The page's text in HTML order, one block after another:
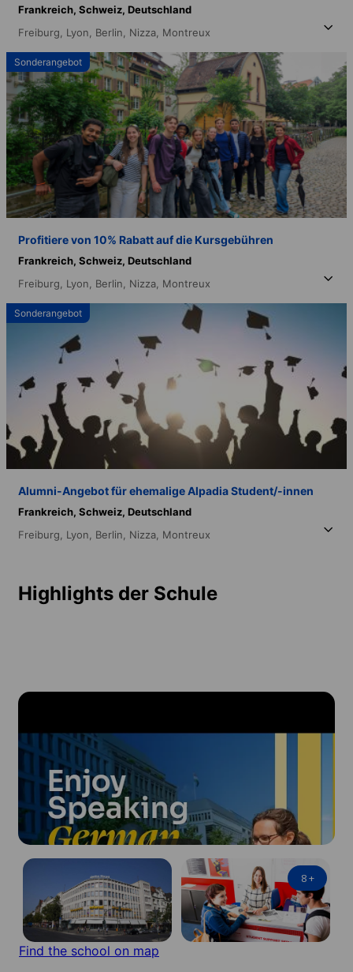
Frankreich, Schweiz, Deutschland
Freiburg, Lyon, Berlin, Nizza, Montreux
Sonderangebot
Profitiere von 10% Rabatt auf die Kursgebühren
Frankreich, Schweiz, Deutschland
Freiburg, Lyon, Berlin, Nizza, Montreux
Sonderangebot
Alumni-Angebot für ehemalige Alpadia Student/-innen
Frankreich, Schweiz, Deutschland
Freiburg, Lyon, Berlin, Nizza, Montreux
Highlights der Schule
8+
Find the school on map